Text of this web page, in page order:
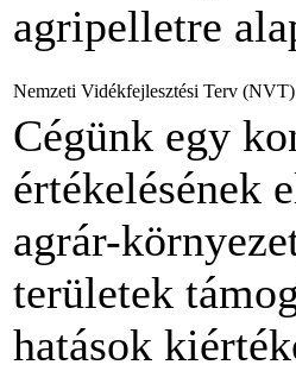
agripelletre
Nemzeti Vidékfejlesztési Terv
Cégünk egy
értékelésének
agrár-
területek
hatások